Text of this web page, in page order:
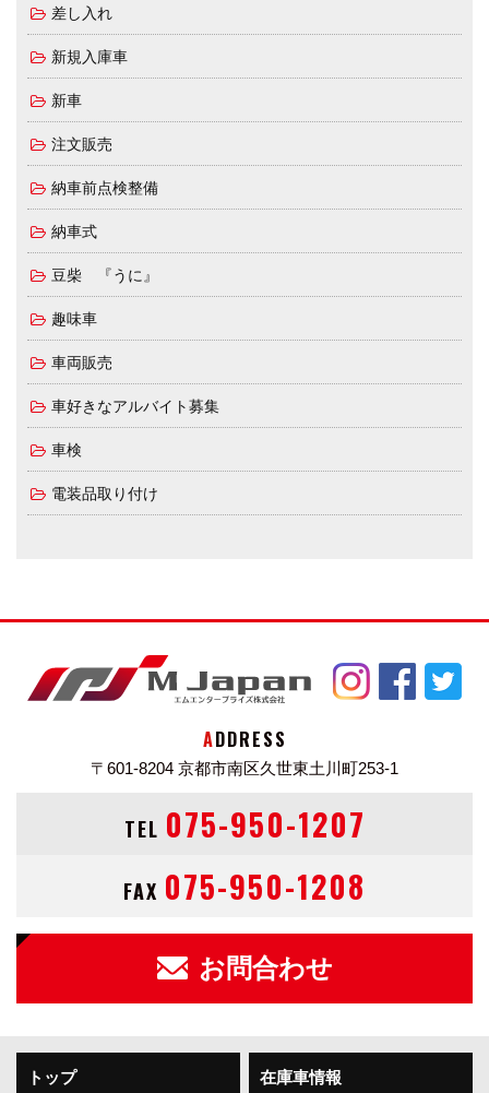
差し入れ
新規入庫車
新車
注文販売
納車前点検整備
納車式
豆柴 『うに』
趣味車
車両販売
車好きなアルバイト募集
車検
電装品取り付け
ADDRESS
〒601-8204 京都市南区久世東土川町253-1
TEL 075-950-1207
FAX 075-950-1208
お問合わせ
トップ 在庫車情報